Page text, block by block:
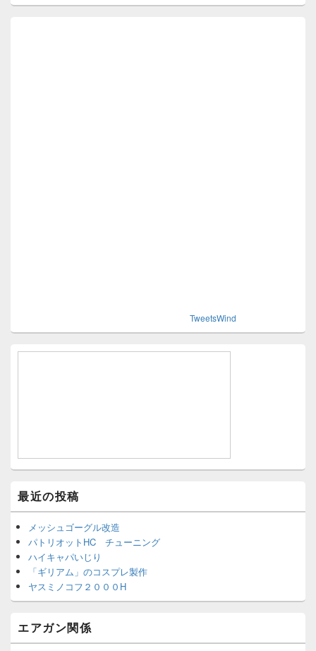
TweetsWind
最近の投稿
メッシュゴーグル改造
パトリオットHC チューニング
ハイキャパいじり
「ギリアム」のコスプレ製作
ヤスミノコフ２０００H
エアガン関係